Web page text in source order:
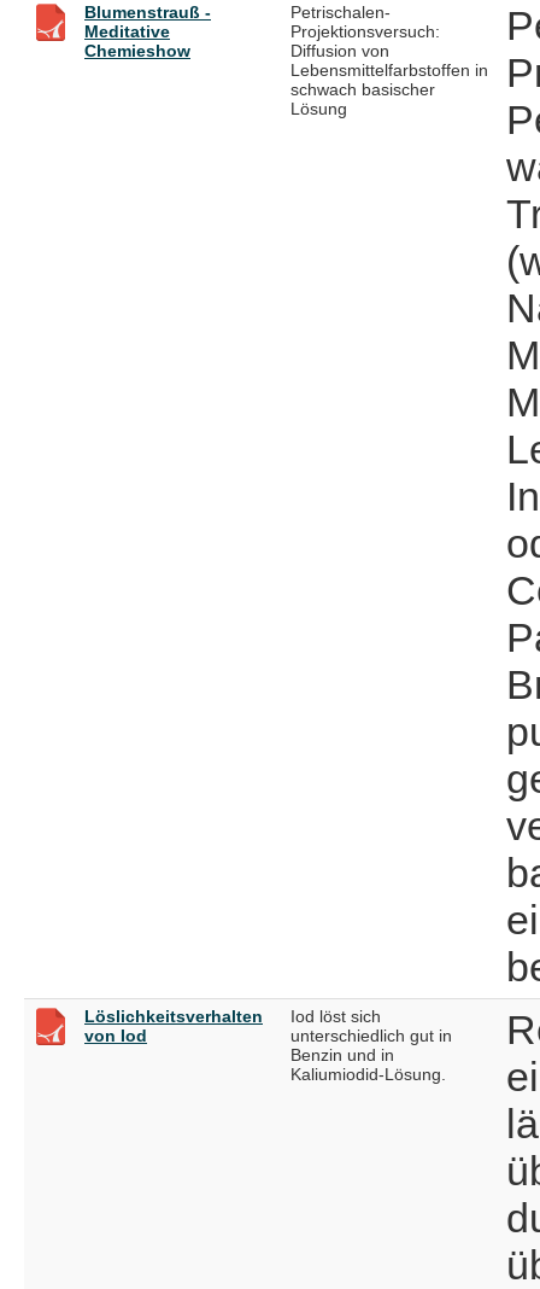
Blumenstrauß -
Meditative
Chemieshow
Petrischalen-
Projektionsversuch:
Diffusion von
Lebensmittelfarbstoffen in
schwach basischer
Lösung
Löslichkeitsverhalten
von Iod
Iod löst sich
unterschiedlich gut in
Benzin und in
Kaliumiodid-Lösung.